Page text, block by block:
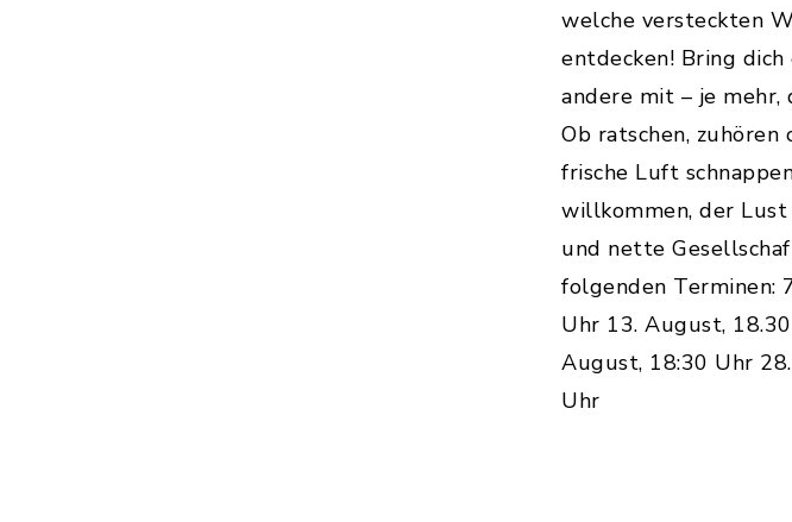
welche versteckten
entdecken! Bring dich
andere mit – je mehr,
Ob ratschen, zuhören
frische Luft
willkommen, der
und nette
folgenden Terminen:
Uhr 13. August,
August, 18:30 Uhr
Uhr